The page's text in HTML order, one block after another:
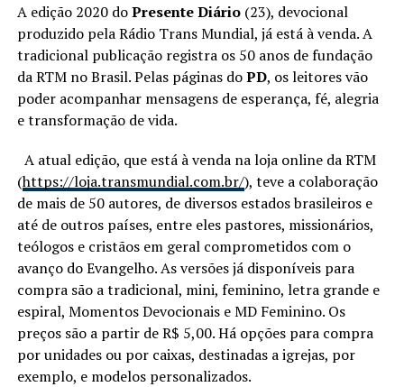
A edição 2020 doPresente Diário(23), devocional
produzido pela Rádio Trans Mundial, já está à venda. A
tradicional publicação registra os 50 anos de fundação
da RTM no Brasil. Pelas páginas doPD, os leitores vão
poder acompanhar mensagens de esperança, fé, alegria
e transformação de vida.
A atual edição, que está à venda na loja online da RTM
(https://loja.transmundial.com.br/), teve a colaboração
de mais de 50 autores, de diversos estados brasileiros e
até de outros países, entre eles pastores, missionários,
teólogos e cristãos em geral comprometidos com o
avanço do Evangelho. As versões já disponíveis para
compra são a tradicional, mini, feminino, letra grande e
espiral, Momentos Devocionais e MD Feminino. Os
preços são a partir de R$ 5,00. Há opções para compra
por unidades ou por caixas, destinadas a igrejas, por
exemplo, e modelos personalizados.